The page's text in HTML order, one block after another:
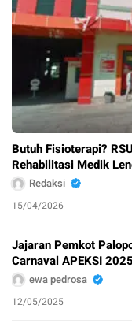
Butuh Fisioterapi?
Rehabilitasi Medik
Redaksi
15/04/2026
Jajaran Pemkot
Carnaval APEKSI
ewa pedrosa
12/05/2025